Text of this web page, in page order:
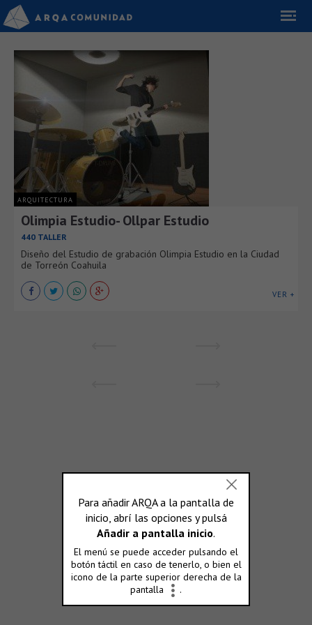
ARQUITECTURA
Olimpia Estudio- Ollpar Estudio
440 TALLER
Diseño del Estudio de grabación Olimpia Estudio en la Ciudad
de Torreón Coahuila
VER +